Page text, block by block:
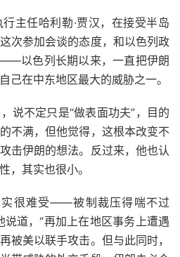
主任哈利勒·贾汉，在接受半岛
次参加会谈的态度，和以色列政
以色列长期以来，一直把伊朗
己在中东地区最大的威胁之一。
说不定只是“做表面功夫”，目的
不满，但他觉得，这根本改变不
击伊朗的想法。反过来，他也认
，其实也很小。
实很难受——被制裁压得喘不过
道，“再加上在地区事务上遭遇
被美以联手攻击。但与此同时，